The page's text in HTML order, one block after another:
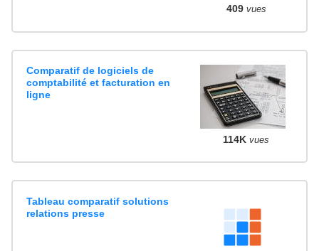
409 vues
Comparatif de logiciels de
comptabilité et facturation en
ligne
114K vues
Tableau comparatif solutions
relations presse